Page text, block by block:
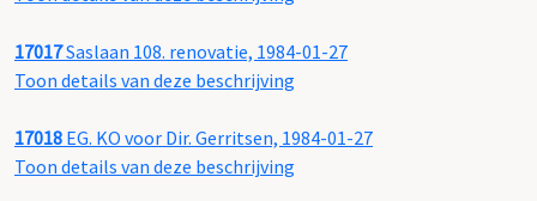
17017Saslaan 108. renovatie, 1984-01-27
Toon details van deze beschrijving
17018 EG. KO voor Dir. Gerritsen, 1984-01-27
Toon details van deze beschrijving